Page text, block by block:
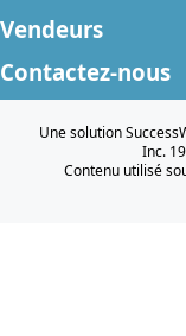
Vendeurs
Contactez-nous
Une solution
Inc.
Contenu utilisé